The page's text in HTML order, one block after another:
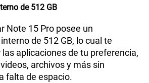
de 512 GB
Note 15 Pro posee un
de 512 GB, lo cual te
aplicaciones de tu preferencia,
archivos y más sin
falta de espacio.